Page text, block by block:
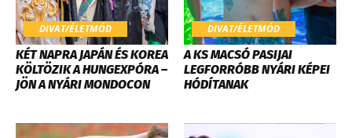
DIVAT/ÉLETMÓD
KÉT NAPRA JAPÁN ÉS KOREA
KÖLTÖZIK A HUNGEXPÓRA –
JÖN A NYÁRI MONDOCON
DIVAT/ÉLETMÓD
A KS MACSÓ PASIJAI
LEGFORRÓBB NYÁRI KÉPEI
HÓDÍTANAK